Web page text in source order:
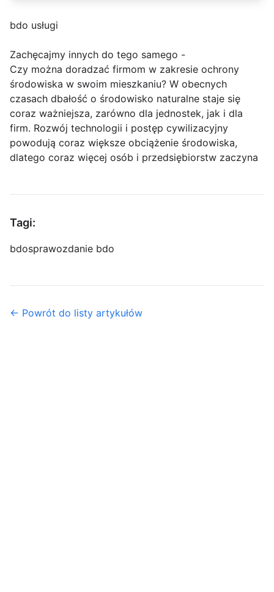
bdo usługi
Zachęcajmy innych do tego samego -
Czy można doradzać firmom w zakresie ochrony
środowiska w swoim mieszkaniu? W obecnych
czasach dbałość o środowisko naturalne staje się
coraz ważniejsza, zarówno dla jednostek, jak i dla
firm. Rozwój technologii i postęp cywilizacyjny
powodują coraz większe obciążenie środowiska,
dlatego coraz więcej osób i przedsiębiorstw zaczyna
Tagi:
bdosprawozdanie bdo
← Powrót do listy artykułów